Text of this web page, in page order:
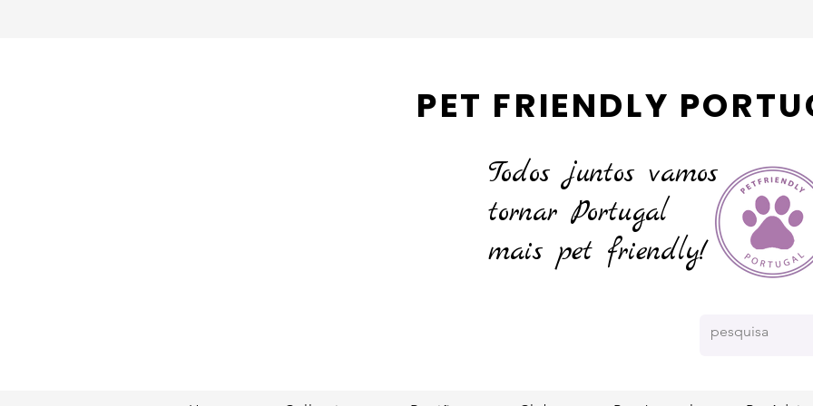
PET FRIENDLY
Todos juntos vamos
tornarPortugal
mais pet friendly!